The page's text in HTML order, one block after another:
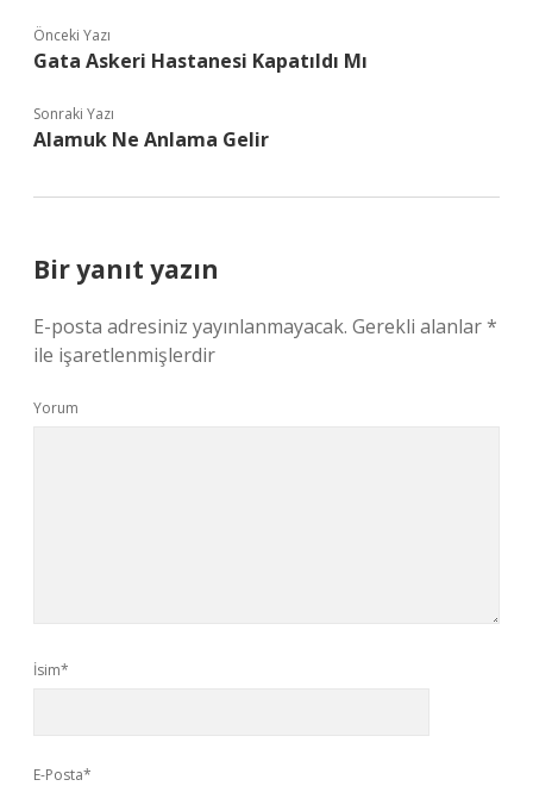
Önceki Yazı
Gata Askeri Hastanesi Kapatıldı Mı
Sonraki Yazı
Alamuk Ne Anlama Gelir
Bir yanıt yazın
E-posta adresiniz yayınlanmayacak. Gerekli alanlar*
ile işaretlenmişlerdir
Yorum
İsim*
E-Posta*